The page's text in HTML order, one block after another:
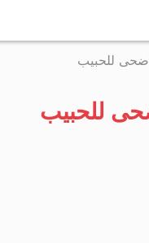
للحبيب
للحبيب